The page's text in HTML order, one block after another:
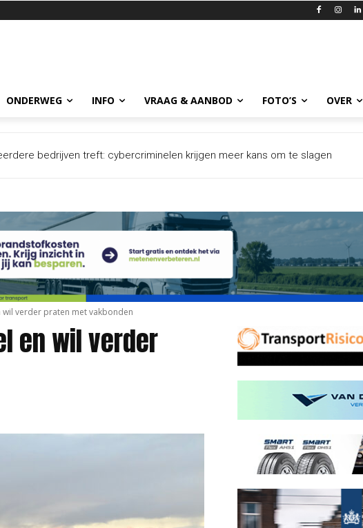
ONDERWEG INFO VRAAG & AANBOD FOTO’S OVER
bedrijven treft: cybercriminelen krijgen meer kans om te slagen
verder praten met vakbonden
en wil verder